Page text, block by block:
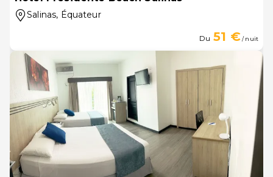
Salinas, Équateur
Du 51 €/ nuit